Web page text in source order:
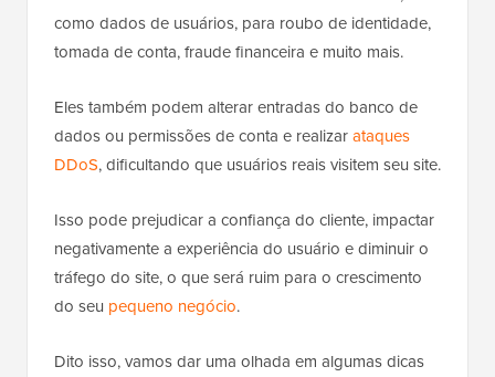
como dados de usuários, para roubo de identidade,
tomada de conta, fraude financeira e muito mais.
Eles também podem alterar entradas do banco de
dados ou permissões de conta e realizarataques
DDoS, dificultando que usuários reais visitem seu site.
Isso pode prejudicar a confiança do cliente, impactar
negativamente a experiência do usuário e diminuir o
tráfego do site, o que será ruim para o crescimento
do seu pequeno negócio.
Dito isso, vamos dar uma olhada em algumas dicas